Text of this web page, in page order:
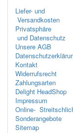
Liefer- und
Versandkosten
Privatsphäre
und Datenschutz
Unsere AGB
Kontakt
Widerrufsrecht
Zahlungsarten
Delight HeadShop
Impressum
Online-
Sonderangebote
Sitemap